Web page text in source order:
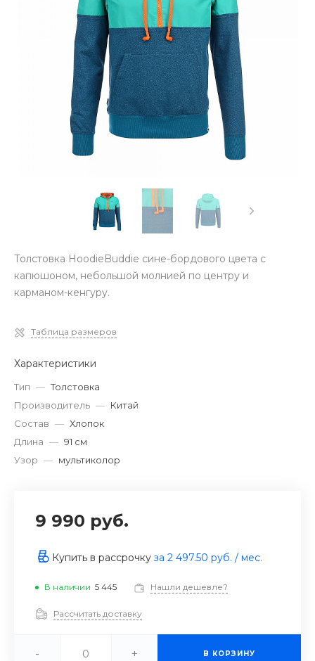
Толстовка HoodieBuddie сине-бордового цвета с
капюшоном, небольшой молнией по центру и
карманом-кенгуру.
Таблица размеров
Характеристики
Тип — Толстовка
Производитель — Китай
Состав — Хлопок
Длина — 91 см
Узор — мультиколор
9 990 руб.
Купить в рассрочку за 2 497.50 руб. / мес.
В наличии 5 445 Нашли дешевле?
Рассчитать доставку
- + В КОРЗИНУ